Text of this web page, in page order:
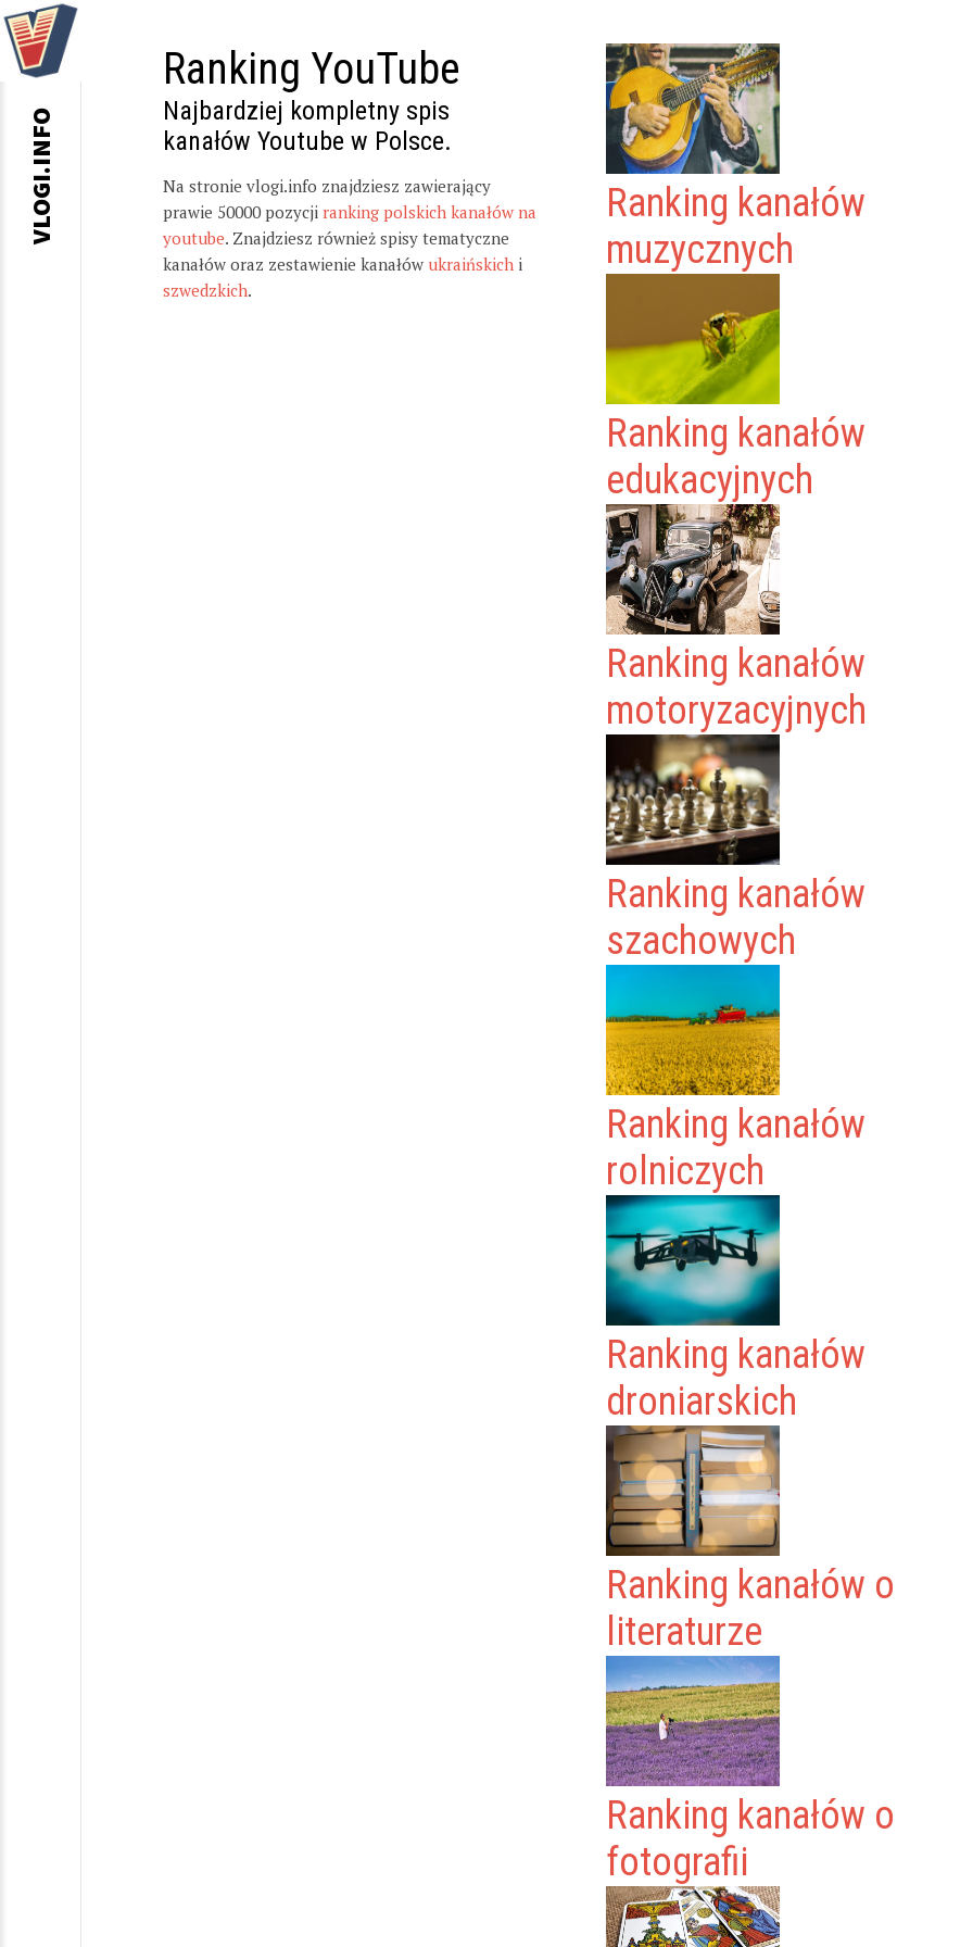
Ranking YouTube
Najbardziej kompletny spis
kanałów Youtube w Polsce.
Na stronie vlogi.info znajdziesz zawierający
prawie 50000 pozycji ranking polskich kanałów na
youtube. Znajdziesz również spisy tematyczne
kanałów oraz zestawienie kanałów ukraińskich i
szwedzkich.
Ranking kanałów
muzycznych
Ranking kanałów
edukacyjnych
Ranking kanałów
motoryzacyjnych
Ranking kanałów
szachowych
Ranking kanałów
rolniczych
Ranking kanałów
droniarskich
Ranking kanałów o
literaturze
Ranking kanałów o
fotografii
VLOGI.INFO